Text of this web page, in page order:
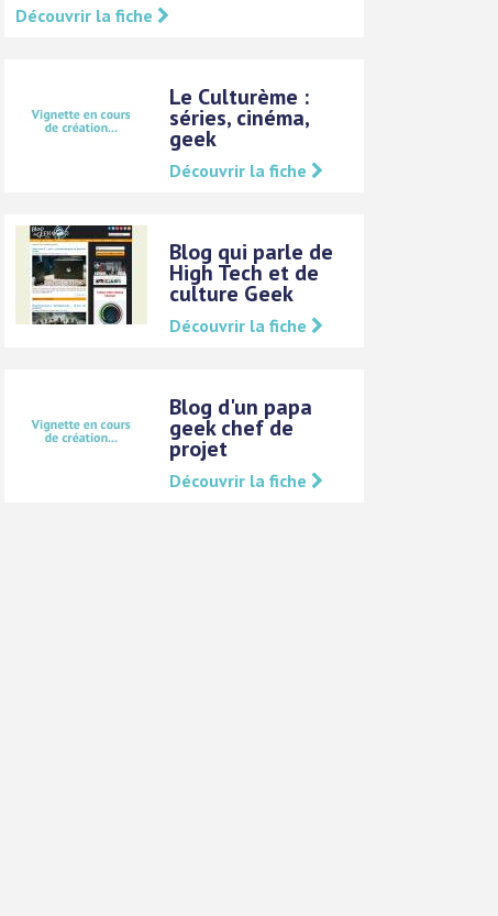
Découvrir la fiche
Le Culturème :
séries, cinéma,
geek
Découvrir la fiche
Blog qui parle de
High Tech et de
culture Geek
Découvrir la fiche
Blog d'un papa
geek chef de
projet
Découvrir la fiche